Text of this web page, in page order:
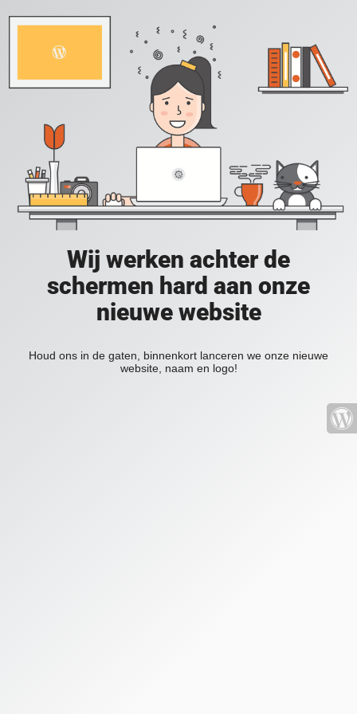
Wij werken achter de
schermen hard aan onze
nieuwe website
Houd ons in de gaten, binnenkort lanceren we onze nieuwe
website, naam en logo!